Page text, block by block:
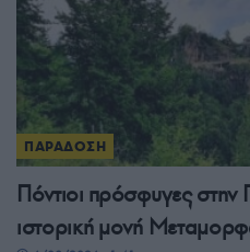
ΠΑΡΑΔΟΣΗ
Πόντιοι πρόσφυγες
ιστορική μονή